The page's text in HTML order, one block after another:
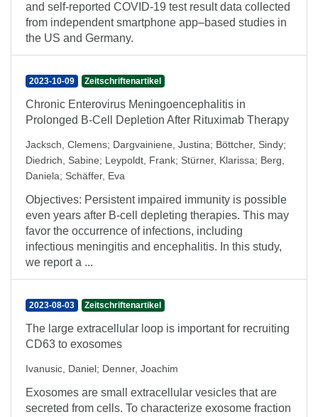
and self-reported COVID-19 test result data collected
from independent smartphone app–based studies in
the US and Germany.
2023-10-09 Zeitschriftenartikel
Chronic Enterovirus Meningoencephalitis in
Prolonged B-Cell Depletion After Rituximab Therapy
Jacksch, Clemens; Dargvainiene, Justina; Böttcher, Sindy;
Diedrich, Sabine; Leypoldt, Frank; Stürner, Klarissa; Berg,
Daniela; Schäffer, Eva
Objectives: Persistent impaired immunity is possible
even years after B-cell depleting therapies. This may
favor the occurrence of infections, including
infectious meningitis and encephalitis. In this study,
we report a ...
2023-08-03 Zeitschriftenartikel
The large extracellular loop is important for recruiting
CD63 to exosomes
Ivanusic, Daniel; Denner, Joachim
Exosomes are small extracellular vesicles that are
secreted from cells. To characterize exosome fraction